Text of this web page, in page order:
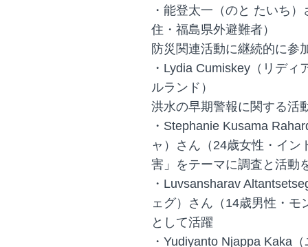
・能登太一（のと たいち
住・福島県外避難者）
防災関連活動に継続的に参
・Lydia Cumiskey（リデ
ルランド）
洪水の早期警報に関する活
・Stephanie Kusama
ャ）さん（24歳女性・イン
害」をテーマに調査と活動
・Luvsansharav
ェグ）さん（14歳男性・
として活躍
・Yudiyanto Njappa Kaka